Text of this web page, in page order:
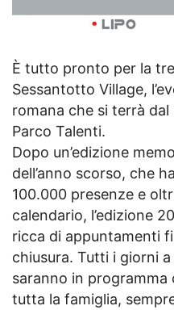
È tutto pronto per la
Sessantotto Village,
romana che si terrà
Parco Talenti.
Dopo un’edizione
dell’anno scorso, che
100.000 presenze e
calendario, l’edizione
ricca di appuntamenti
chiusura. Tutti i giorni
saranno in
tutta la famiglia,